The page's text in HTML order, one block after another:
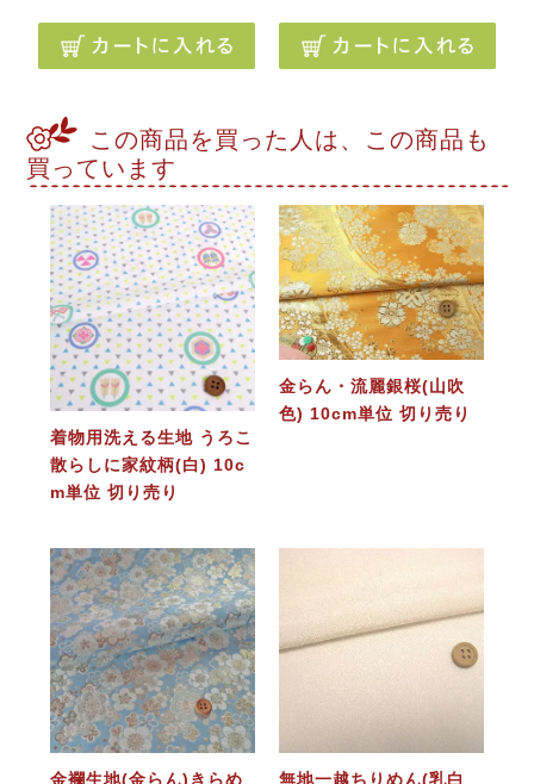
この商品を買った人は、この商品も
買っています
着物用洗える生地 うろこ
散らしに家紋柄(白) 10c
m単位 切り売り
金らん・流麗銀桜(山吹
色) 10cm単位 切り売り
金襴生地(金らん)きらめ
無地一越ちりめん(乳白